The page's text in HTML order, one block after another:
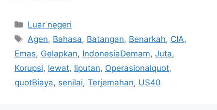
Kategori
Luar negeri
Tag
Agen, Bahasa, Batangan, Benarkah, CIA,
Emas, Gelapkan, IndonesiaDemam, Juta,
Korupsi, lewat, liputan, Operasionalquot,
quotBiaya, senilai, Terjemahan, US40